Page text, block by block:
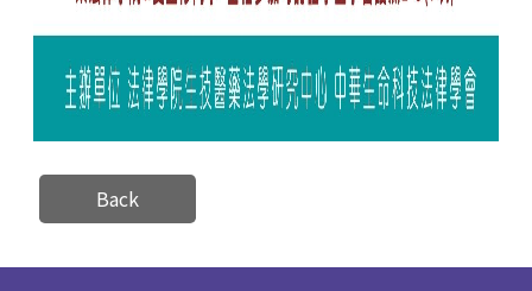
Back